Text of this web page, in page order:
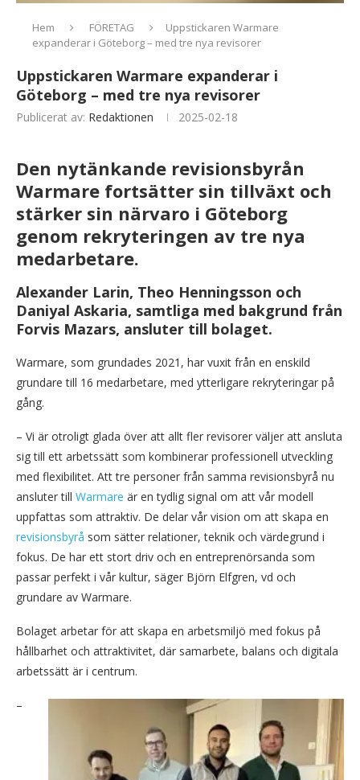
Hem FÖRETAG
Uppstickaren Warmare
expanderar i Göteborg – med tre nya revisorer
Uppstickaren Warmare expanderar i
Göteborg – med tre nya revisorer
Publicerat av: Redaktionen 2025-02-18
Den nytänkande revisionsbyrån
Warmare fortsätter sin tillväxt och
stärker sin närvaro i Göteborg
genom rekryteringen av tre nya
medarbetare.
Alexander Larin, Theo Henningsson och
Daniyal Askaria, samtliga med bakgrund från
Forvis Mazars, ansluter till bolaget.
Warmare, som grundades 2021, har vuxit från en enskild
grundare till 16 medarbetare, med ytterligare rekryteringar på
gång.
– Vi är otroligt glada över att allt fler revisorer väljer att ansluta
sig till ett arbetssätt som kombinerar professionell utveckling
med flexibilitet. Att tre personer från samma revisionsbyrå nu
ansluter till Warmare är en tydlig signal om att vår modell
uppfattas som attraktiv. De delar vår vision om att skapa en
revisionsbyrå som sätter relationer, teknik och värdegrund i
fokus. De har ett stort driv och en entreprenörsanda som
passar perfekt i vår kultur, säger Björn Elfgren, vd och
grundare av Warmare.
Bolaget arbetar för att skapa en arbetsmiljö med fokus på
hållbarhet och attraktivitet, där samarbete, balans och digitala
arbetssätt är i centrum.
–